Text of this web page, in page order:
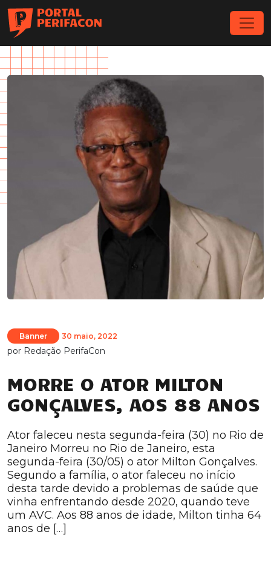
Banner 30 maio, 2022
por Redação PerifaCon
MORRE O ATOR MILTON
GONÇALVES, AOS 88 ANOS
Ator faleceu nesta segunda-feira (30) no Rio de
Janeiro Morreu no Rio de Janeiro, esta
segunda-feira (30/05) o ator Milton Gonçalves.
Segundo a família, o ator faleceu no início
desta tarde devido a problemas de saúde que
vinha enfrentando desde 2020, quando teve
um AVC. Aos 88 anos de idade, Milton tinha 64
anos de […]